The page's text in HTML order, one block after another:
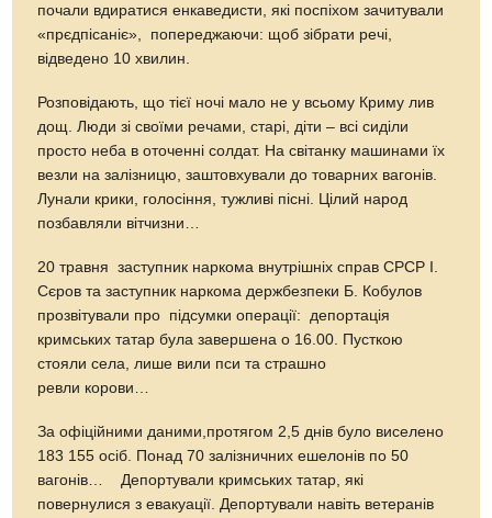
почали вдиратися енкаведисти, які поспіхом зачитували
«прєдпісаніє», попереджаючи: щоб зібрати речі,
відведено 10 хвилин.
Розповідають, що тієї ночі мало не у всьому Криму лив
дощ. Люди зі своїми речами, старі, діти – всі сиділи
просто неба в оточенні солдат. На світанку машинами їх
везли на залізницю, заштовхували до товарних вагонів.
Лунали крики, голосіння, тужливі пісні. Цілий народ
позбавляли вітчизни…
20 травня заступник наркома внутрішніх справ СРСР І.
Сєров та заступник наркома держбезпеки Б. Кобулов
прозвітували про підсумки операції: депортація
кримських татар була завершена о 16.00. Пусткою
стояли села, лише вили пси та страшно
ревли корови…
За офіційними даними,протягом 2,5 днів було виселено
183 155 осіб. Понад 70 залізничних ешелонів по 50
вагонів… Депортували кримських татар, які
повернулися з евакуації. Депортували навіть ветеранів